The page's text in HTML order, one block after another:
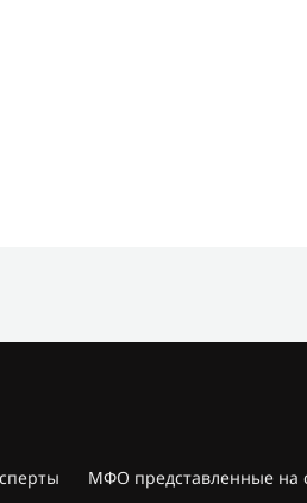
МФО представленные на